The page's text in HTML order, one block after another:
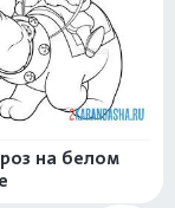
на белом